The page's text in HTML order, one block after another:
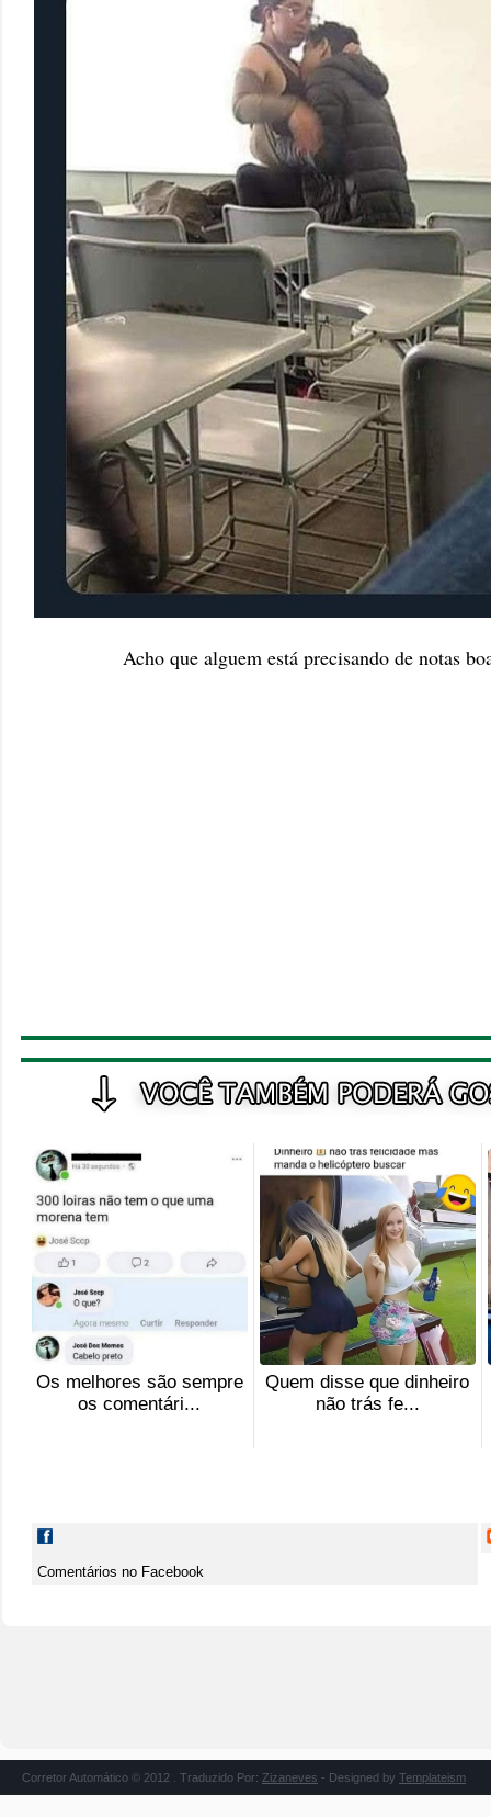
Acho que alguem está precisando de notas
Os melhores são sempre
os comentári...
Quem disse que dinheiro
não trás fe...
Comentários no Facebook
Corretor Automático © 2012 . Traduzido Por: Zizaneves - Designed by Templateism